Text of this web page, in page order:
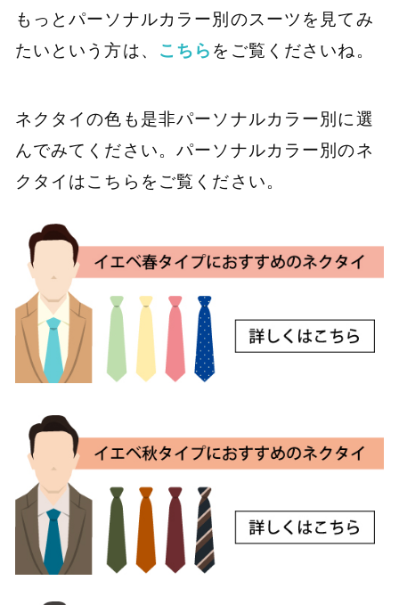
もっとパーソナルカラー別のスーツを見てみ
たいという方は、 こちら をご覧くださいね。
ネクタイの色も是非パーソナルカラー別に選
んでみてください。パーソナルカラー別のネ
クタイはこちらをご覧ください。